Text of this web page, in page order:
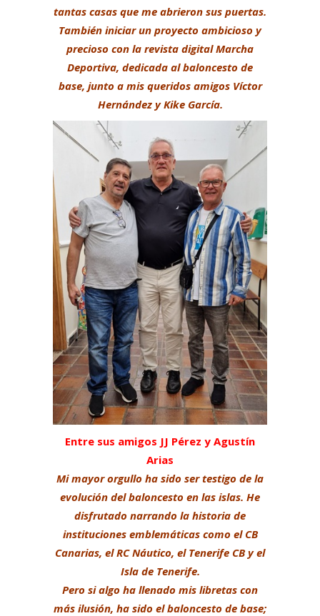
tantas casas que me abrieron sus puertas.
También iniciar un proyecto ambicioso y
precioso con la revista digital Marcha
Deportiva, dedicada al baloncesto de
base, junto a mis queridos amigos Víctor
Hernández yKike García.
Entre sus amigos JJ Pérez y Agustín
Arias
Mi mayor orgullo ha sido ser testigo de la
evolución del baloncesto en las islas. He
disfrutado narrando la historia de
instituciones emblemáticas como el CB
Canarias, el RC Náutico, el Tenerife CB y el
Isla de Tenerife.
Pero si algo ha llenado mis libretas con
más ilusión, ha sido el baloncesto de base;